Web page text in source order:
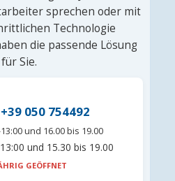
sprechen oder mit
Technologie
die passende Lösung
für Sie.
050 754492
und 16.00 bis 19.00
und 15.30 bis 19.00
GEÖFFNET